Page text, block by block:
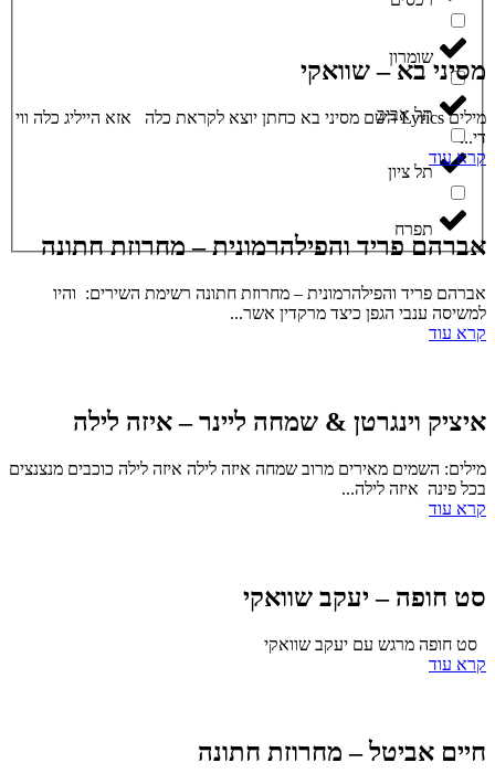
שומרון
תל אביב
תל ציון
תפרח
מסיני בא – שוואקי
מילים Lyrics השם מסיני בא כחתן יוצא לקראת כלה אזא הייליג כלה ווי
די...
קרא עוד
אברהם פריד והפילהרמונית – מחרוזת חתונה
אברהם פריד והפילהרמונית – מחרוזת חתונה רשימת השירים: והיו
למשיסה ענבי הגפן כיצד מרקדין אשר...
קרא עוד
איציק וינגרטן & שמחה ליינר – איזה לילה
מילים: השמים מאירים מרוב שמחה איזה לילה איזה לילה כוכבים מנצנצים
בכל פינה איזה לילה...
קרא עוד
סט חופה – יעקב שוואקי
סט חופה מרגש עם יעקב שוואקי
קרא עוד
חיים אביטל – מחרוזת חתונה